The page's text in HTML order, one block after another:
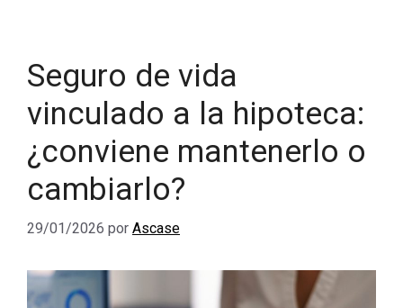
Seguro de vida
vinculado a la hipoteca:
¿conviene mantenerlo o
cambiarlo?
29/01/2026 por Ascase